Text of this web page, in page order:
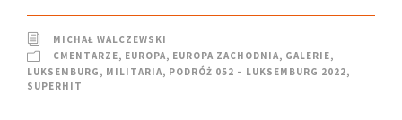
MICHAŁ WALCZEWSKI
CMENTARZE, EUROPA, EUROPA ZACHODNIA, GALERIE,
LUKSEMBURG , MILITARIA, PODRÓŻ 052 – LUKSEMBURG 2022,
SUPERHIT